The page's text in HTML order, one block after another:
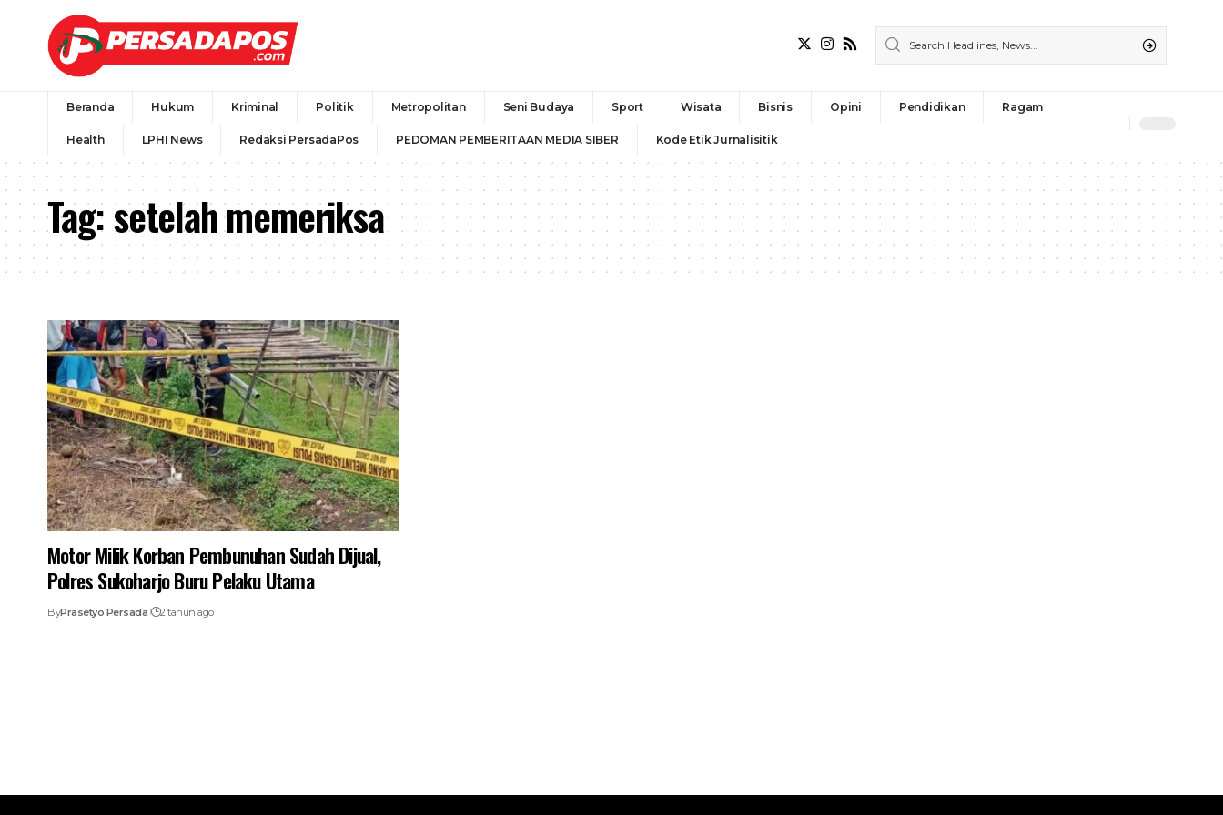
Beranda Hukum Kriminal Politik Metropolitan Seni Budaya Sport Wisata Bisnis Opini Pendidikan Ragam
Health LPHI News Redaksi PersadaPos PEDOMAN PEMBERITAAN MEDIA SIBER Kode Etik Jurnalisitik
Tag:setelah memeriksa
Motor Milik Korban Pembunuhan Sudah Dijual,
Polres Sukoharjo Buru Pelaku Utama
ByPrasetyo Persada 2 tahun ago